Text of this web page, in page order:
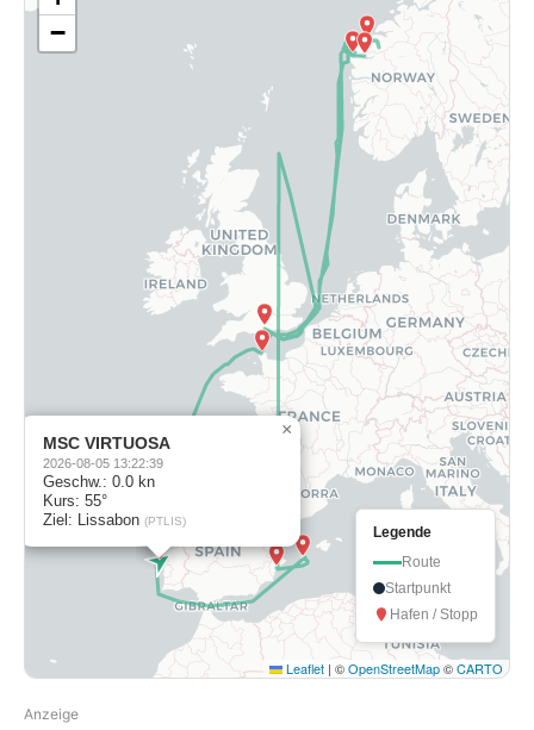
MSC VIRTUOSA
2026-08-05 13:22:39
Geschw.: 0.0 kn
Kurs: 55°
Ziel: Lissabon (PTLIS)
×
−
Leaflet | ©OpenStreetMap©CARTO
Legende
Route
Startpunkt
Hafen / Stopp
Anzeige